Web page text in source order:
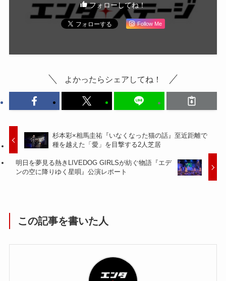
フォローしてね！
Follow Me
よかったらシェアしてね！
杉本彩×相馬圭祐『いなくなった猫の話』至近距離で
種を越えた「愛」を目撃する2人芝居
明日を夢見る熱きLIVEDOG GIRLSが紡ぐ物語『エデ
ンの空に降りゆく星唄』公演レポート
この記事を書いた人